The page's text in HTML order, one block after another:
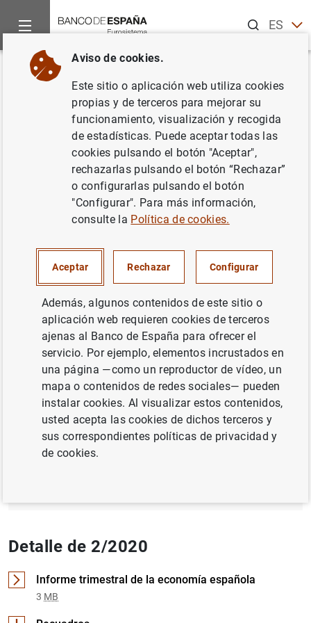
ESEN
Inicio Publicaciones
Volver
2/2020
Serie: Boletín Económico.
CRÉDITO
SITUACIÓN ECONÓMICA
PYMES Y AUTÓNOMOS
ECONOMÍA INTERNACIONAL
Documento completo
Detalle de 2/2020
Informe trimestral de la economía española
3 MB
Aviso de cookies.
Este sitio o aplicación web utiliza cookies
propias y de terceros para mejorar su
funcionamiento, visualización y recogida
de estadísticas. Puede aceptar todas las
cookies pulsando el botón "Aceptar",
rechazarlas pulsando el botón “Rechazar”
o configurarlas pulsando el botón
"Configurar". Para más información,
consulte la Política de cookies.
Aceptar Rechazar Configurar
Además, algunos contenidos de este sitio o
aplicación web requieren cookies de terceros
ajenas al Banco de España para ofrecer el
servicio. Por ejemplo, elementos incrustados en
una página —como un reproductor de vídeo, un
mapa o contenidos de redes sociales— pueden
instalar cookies. Al visualizar estos contenidos,
usted acepta las cookies de dichos terceros y
sus correspondientes políticas de privacidad y
de cookies.